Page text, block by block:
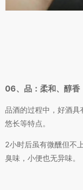
06、品：柔和、醇香
品酒的过程中，好酒
悠长等特点。
2小时后虽有微醺但不
臭味，小便也无异味。